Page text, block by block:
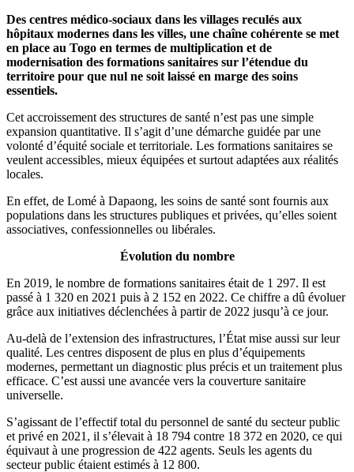
Des centres médico-sociaux dans les villages reculés aux
hôpitaux modernes dans les villes, une chaîne cohérente se met
en place au Togo en termes de multiplication et de
modernisation des formations sanitaires sur l’étendue du
territoire pour que nul ne soit laissé en marge des soins
essentiels.
Cet accroissement des structures de santé n’est pas une simple
expansion quantitative. Il s’agit d’une démarche guidée par une
volonté d’équité sociale et territoriale. Les formations sanitaires se
veulent accessibles, mieux équipées et surtout adaptées aux réalités
locales.
En effet, de Lomé à Dapaong, les soins de santé sont fournis aux
populations dans les structures publiques et privées, qu’elles soient
associatives, confessionnelles ou libérales.
Évolution du nombre
En 2019, le nombre de formations sanitaires était de 1 297. Il est
passé à 1 320 en 2021 puis à 2 152 en 2022. Ce chiffre a dû évoluer
grâce aux initiatives déclenchées à partir de 2022 jusqu’à ce jour.
Au-delà de l’extension des infrastructures, l’État mise aussi sur leur
qualité. Les centres disposent de plus en plus d’équipements
modernes, permettant un diagnostic plus précis et un traitement plus
efficace. C’est aussi une avancée vers la couverture sanitaire
universelle.
S’agissant de l’effectif total du personnel de santé du secteur public
et privé en 2021, il s’élevait à 18 794 contre 18 372 en 2020, ce qui
équivaut à une progression de 422 agents. Seuls les agents du
secteur public étaient estimés à 12 800.